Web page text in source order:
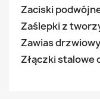
Zaciski
Zaślepki z
Zawias drzwiowy
Złączki stalowe